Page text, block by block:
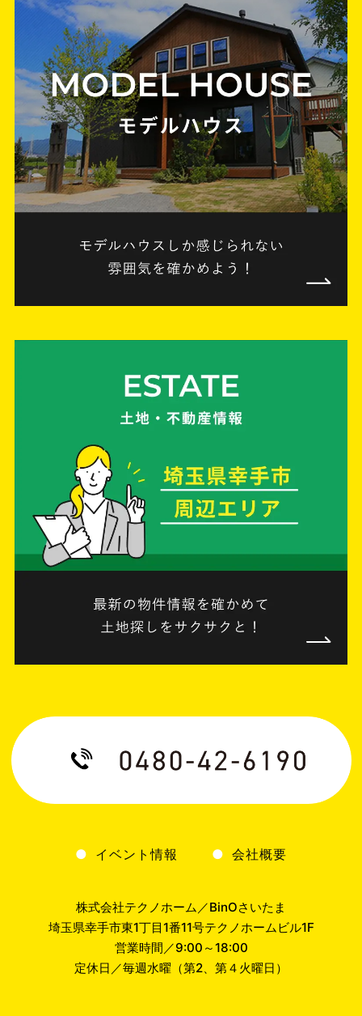
イベント情報 会社概要
株式会社テクノホーム／BinOさいたま
埼玉県幸手市東1丁目1番11号テクノホームビル1F
営業時間／9:00～18:00
定休日／毎週水曜（第2、第４火曜日）